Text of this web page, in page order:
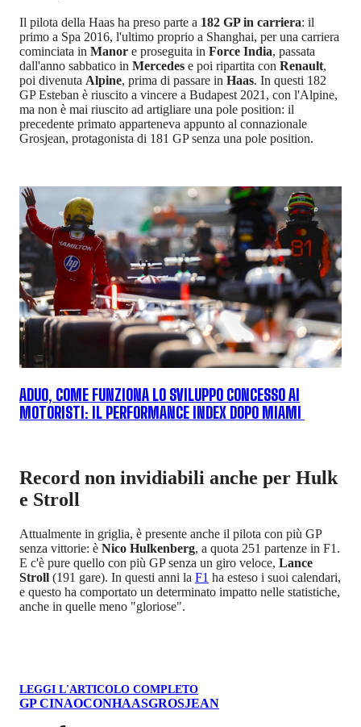
Il pilota della Haas ha preso parte a 182 GP in carriera: il
primo a Spa 2016, l'ultimo proprio a Shanghai, per una carriera
cominciata in Manor e proseguita in Force India, passata
dall'anno sabbatico in Mercedes e poi ripartita con Renault,
poi divenuta Alpine, prima di passare in Haas. In questi 182
GP Esteban è riuscito a vincere a Budapest 2021, con l'Alpine,
ma non è mai riuscito ad artigliare una pole position: il
precedente primato apparteneva appunto al connazionale
Grosjean, protagonista di 181 GP senza una pole position.
ADUO, COME FUNZIONA LO SVILUPPO CONCESSO AI
MOTORISTI: IL PERFORMANCE INDEX DOPO MIAMI
Record non invidiabili anche per Hulk
e Stroll
Attualmente in griglia, è presente anche il pilota con più GP
senza vittorie: è Nico Hulkenberg, a quota 251 partenze in F1.
E c'è pure quello con più GP senza un giro veloce, Lance
Stroll (191 gare). In questi anni la F1 ha esteso i suoi calendari,
e questo ha comportato un determinato impatto nelle statistiche,
anche in quelle meno "gloriose".
LEGGI L'ARTICOLO COMPLETO
GP CINAOCONHAASGROSJEAN